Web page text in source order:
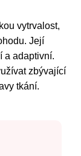
vytrvalost,
Její
a adaptivní.
zbývající
tkání.